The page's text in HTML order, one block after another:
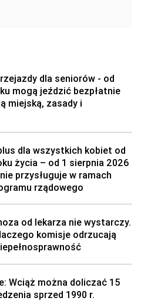
dla seniorów - od
mogą jeździć bezpłatnie
miejską, zasady i
dla wszystkich kobiet od
życia – od 1 sierpnia 2026
przysługuje w ramach
rządowego
od lekarza nie wystarczy.
komisje odrzucają
Wciąż można doliczać 15
sprzed 1990 r.